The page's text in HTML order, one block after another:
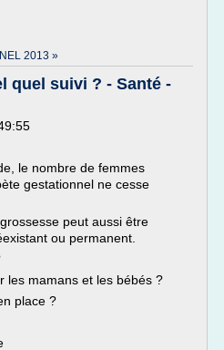
2013 »
quel suivi ? - Santé -
le nombre de femmes
gestationnel ne cesse
peut aussi être
ou permanent.
les mamans et les bébés ?
place ?